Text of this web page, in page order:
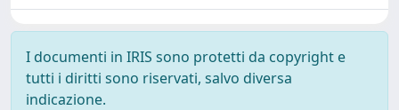
I documenti in IRIS sono protetti da copyright e
tutti i diritti sono riservati, salvo diversa
indicazione.